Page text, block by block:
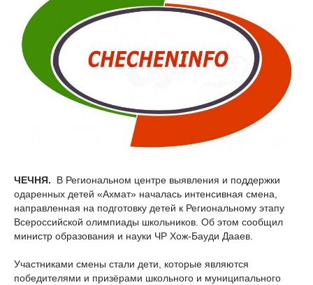
ЧЕЧНЯ.
В Региональном центре выявления и поддержки
одаренных детей «Ахмат» началась интенсивная смена,
направленная на подготовку детей к Региональному этапу
Всероссийской олимпиады школьников. Об этом сообщил
министр образования и науки ЧР Хож-Бауди Дааев.
Участниками смены стали дети, которые являются
победителями и призёрами школьного и муниципального